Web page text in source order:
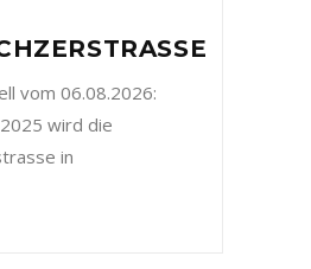
vom 06.08.2026:
wird die
in